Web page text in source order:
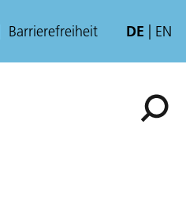
Barrierefreiheit DE EN